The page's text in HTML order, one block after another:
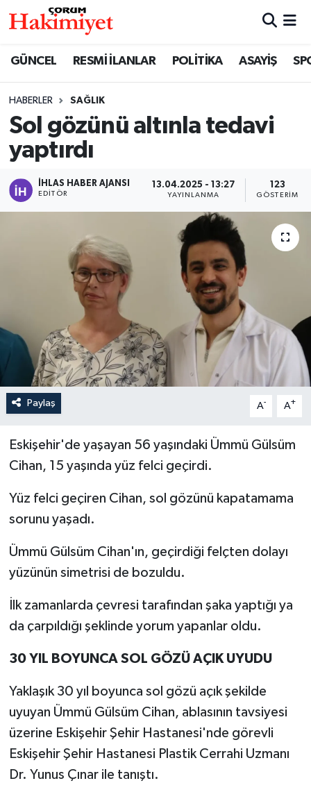
GÜNCEL RESMİ İLANLAR POLİTİKA ASAYİŞ
HABERLER SAĞLIK
Sol gözünü altınla tedavi
yaptırdı
İHLAS HABER AJANSI
EDITÖR
13.04.2025 - 13:27
YAYINLANMA
123
GÖSTERIM
Paylaş A- A+
Eskişehir'de yaşayan 56 yaşındaki Ümmü Gülsüm
Cihan, 15 yaşında yüz felci geçirdi.
Yüz felci geçiren Cihan, sol gözünü kapatamama
sorunu yaşadı.
Ümmü Gülsüm Cihan'ın, geçirdiği felçten dolayı
yüzünün simetrisi de bozuldu.
İlk zamanlarda çevresi tarafından şaka yaptığı ya
da çarpıldığı şeklinde yorum yapanlar oldu.
30 YIL BOYUNCA SOL GÖZÜ AÇIK UYUDU
Yaklaşık 30 yıl boyunca sol gözü açık şekilde
uyuyan Ümmü Gülsüm Cihan, ablasının tavsiyesi
üzerine Eskişehir Şehir Hastanesi'nde görevli
Eskişehir Şehir Hastanesi Plastik Cerrahi Uzmanı
Dr. Yunus Çınar ile tanıştı.
SAĞLIK
ASAYİŞ
EKONOMİ
AKTÜEL
EĞİTİM
İLÇELER
OTOPARK
TEKNOLOJİ
Nöbetçi Eczaneler
Çorum Namaz Vakitleri
Trafik Durumu
Süper Lig Puan Durumu ve Fikstür
Son Dakika Haberleri
Haber Arşivi